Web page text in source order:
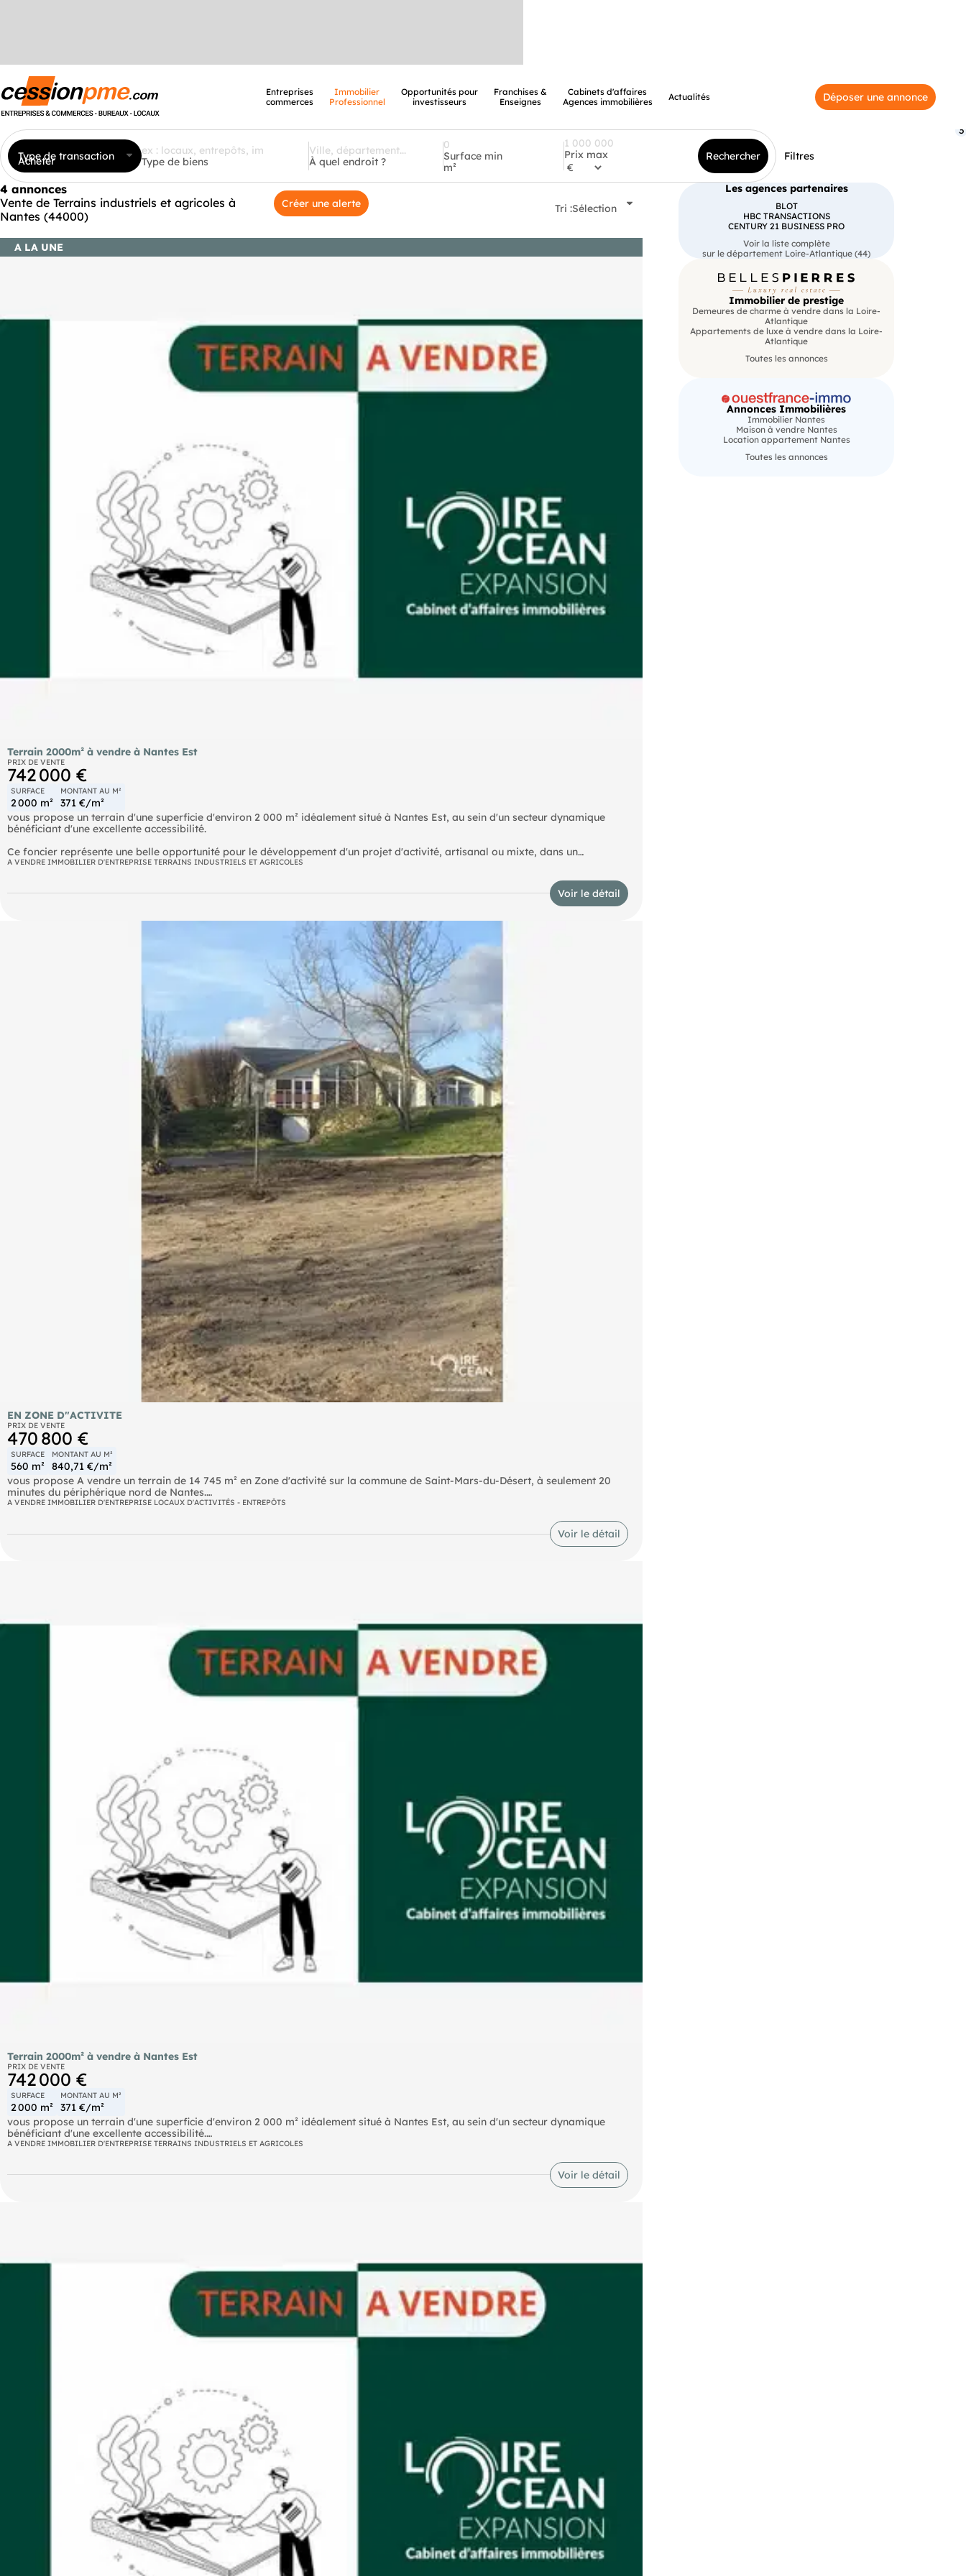
Entreprises
commerces
Immobilier
Professionnel
Opportunités pour
investisseurs
Franchises &
Enseignes
Cabinets d'affaires
Agences immobilières
Actualités Déposer une annonce
Type de transaction
Acheter Type de biens À quel endroit ?
Surface min
m²
Prix max Rechercher Filtres
3
4 annonces
Vente de Terrains industriels et agricoles à
Nantes (44000)
Créer une alerte Tri :Sélection
A LA UNE
Terrain 2000m² à vendre à Nantes Est
PRIX DE VENTE
742 000 €
SURFACE
2 000 m²
MONTANT AU M²
371 €/m²
vous propose un terrain d'une superficie d'environ 2 000 m² idéalement situé à Nantes Est, au sein d'un secteur dynamique
bénéficiant d'une excellente accessibilité.
Ce foncier représente une belle opportunité pour le développement d'un projet d'activité, artisanal ou mixte, dans un
environnement économique attractif à proximité immédiate des grands axes de circulation.
Terrain facilement accessible
Sa localisation stratégique permet de bénéficier d'une connexion rapide aux principaux axes routiers ainsi qu'aux zones
Ce terrain constitue une opportunité rare pour une implantation d'entreprise ou un projet de développement immobilier
Conformément à la réglementation en vigueur, un état des risques complet sera remis lors de la transmission du dossier.
Contactez-nous pour obtenir des informations complémentaires et étudier votre projet.
A VENDRE IMMOBILIER D'ENTREPRISE TERRAINS INDUSTRIELS ET AGRICOLES
Voir le détail
EN ZONE D"ACTIVITE
PRIX DE VENTE
470 800 €
SURFACE
560 m²
MONTANT AU M²
840,71 €/m²
vous propose A vendre un terrain de 14 745 m² en Zone d'activité sur la commune de Saint-Mars-du-Désert, à seulement 20
minutes du périphérique nord de Nantes.
Terrain : 14 745 m² constructible, en zone UE
Sanitaires PMR (adaptés pour les personnes à mobilité réduite)
Travaux à prévoir : réalisation du réseau d'assainissement, Electricité
Localisation : Situé en Zone d'Activité de Saint-Mars-du-Désert, dans un cadre naturel paisible, proche des Plaines de
Mazerolles, une zone Natura 2000 protégée, offrant un environnement agréable pour des activités professionnelles.
A VENDRE IMMOBILIER D'ENTREPRISE LOCAUX D'ACTIVITÉS - ENTREPÔTS
Voir le détail
Terrain 2000m² à vendre à Nantes Est
PRIX DE VENTE
742 000 €
SURFACE
2 000 m²
MONTANT AU M²
371 €/m²
vous propose un terrain d'une superficie d'environ 2 000 m² idéalement situé à Nantes Est, au sein d'un secteur dynamique
bénéficiant d'une excellente accessibilité.
Sa localisation stratégique permet de bénéficier d'une connexion rapide aux principaux axes routiers ainsi qu'aux zones
Ce terrain constitue une opportunité rare pour une implantation d'entreprise ou un projet de développement immobilier
Conformément à la réglementation en vigueur, un état des risques complet sera remis lors de la transmission du dossier.
A VENDRE IMMOBILIER D'ENTREPRISE TERRAINS INDUSTRIELS ET AGRICOLES
Voir le détail
Les agences partenaires
BLOT
HBC TRANSACTIONS
CENTURY 21 BUSINESS PRO
Voir la liste complète
sur le département Loire-Atlantique (44)
Immobilier de prestige
Demeures de charme à vendre dans la Loire-
Atlantique
Appartements de luxe à vendre dans la Loire-
Atlantique
Toutes les annonces
Annonces Immobilières
Immobilier Nantes
Maison à vendre Nantes
Location appartement Nantes
Toutes les annonces